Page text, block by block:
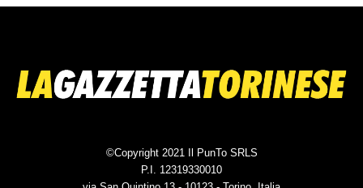
©Copyright 2021 Il PunTo SRLS
P.I. 12319330010